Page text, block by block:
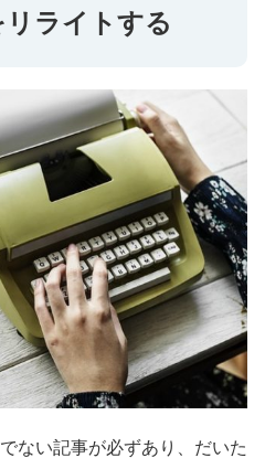
ライトする
ない記事が必ずあり、だいた